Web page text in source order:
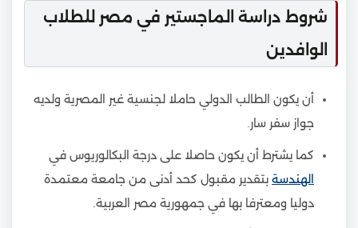
شروط دراسة الماجستير في مصر للطلاب
الوافدين
أن يكون الطالب الدولي حاملا لجنسية غير المصرية ولديه
جواز سفر سار.
كما يشترط أن يكون حاصلا على درجة البكالوريوس في
الهندسة بتقدير مقبول كحد أدنى من جامعة معتمدة
دوليا ومعترفا بها في جمهورية مصر العربية.